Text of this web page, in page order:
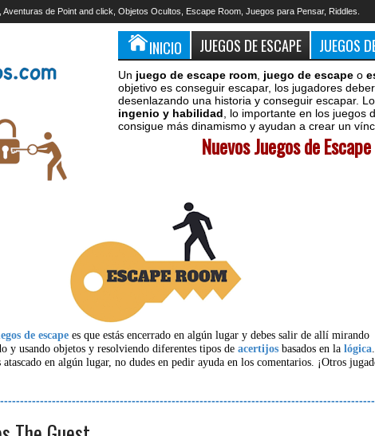
de Point and click, Objetos Ocultos, Escape Room, Juegos para Pensar, Riddles.
INICIO JUEGOS DE ESCAPE JUEGOS
Un juego de escape room juego de escape o
objetivo es conseguir escapar, los jugadores
desenlazando una historia y conseguir escapar.
ingenio y habilidad , lo importante en los juegos
consigue más dinamismo y ayudan a crear un
Nuevos Juegos de
de escape es que estás encerrado en algún lugar y debes salir de allí mirando
y usando objetos y resolviendo diferentes tipos deacertijos basados en lalógica
atascado en algún lugar, no dudes en pedir ayuda en los comentarios. ¡Otros